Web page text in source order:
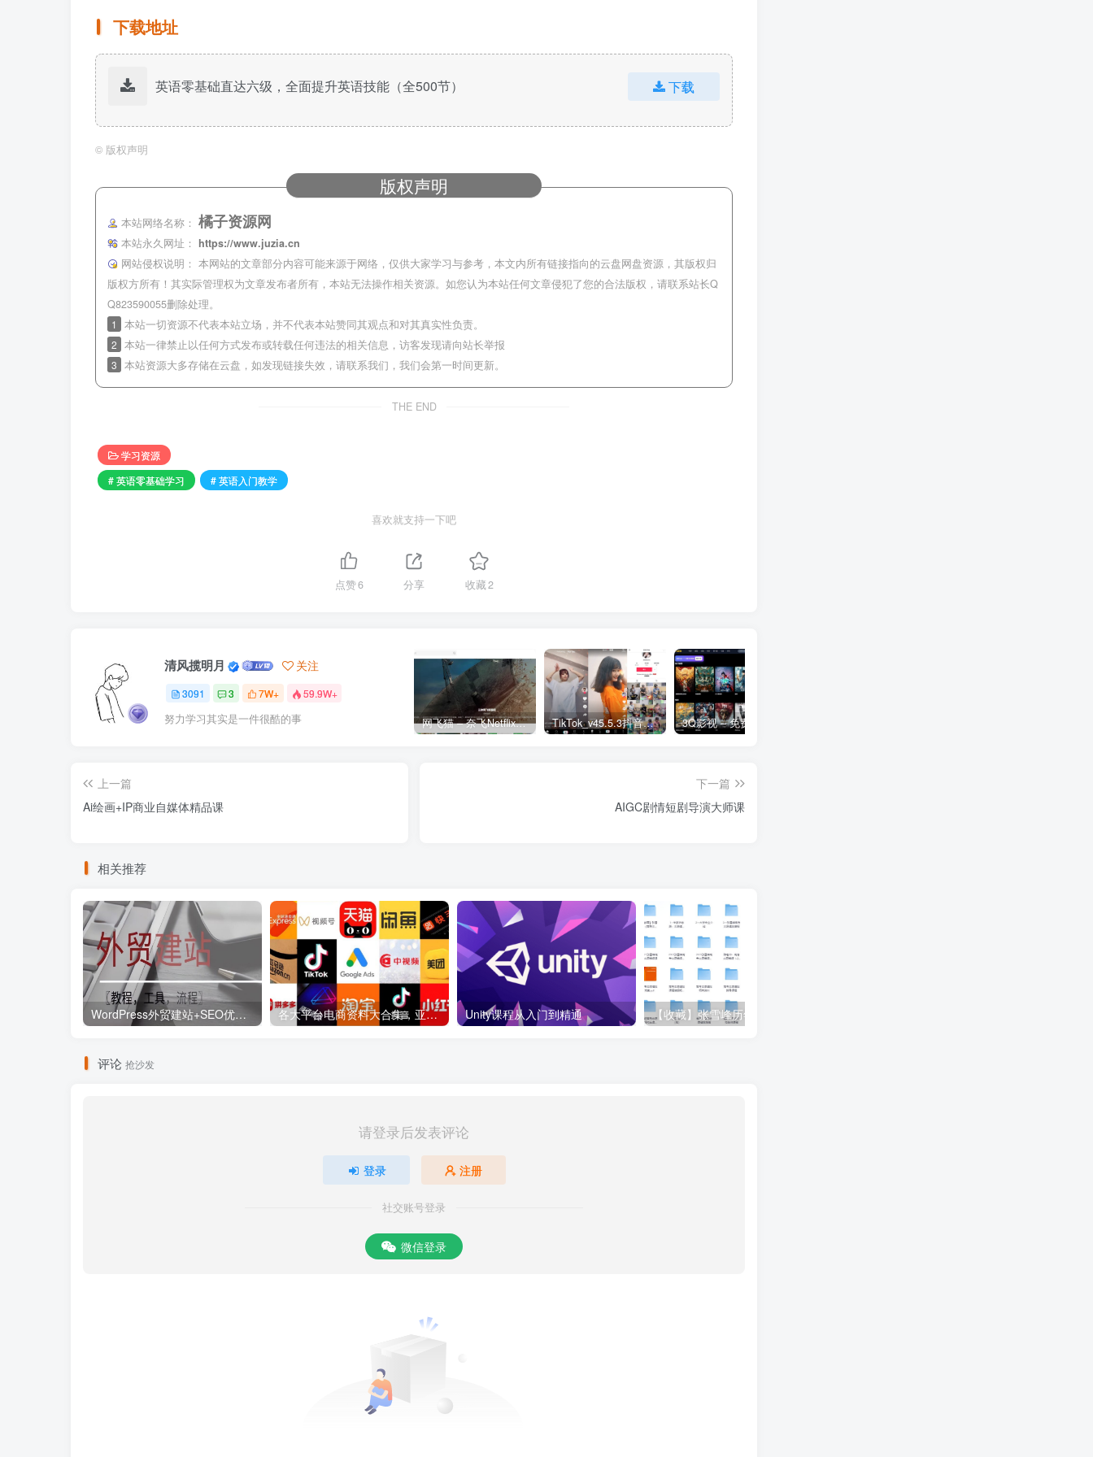
下载地址
英语零基础直达六级，全面提升英语技能（全500节） 下载
© 版权声明
版权声明
本站网络名称： 橘子资源网
本站永久网址：
https://www.juzia.cn
网站侵权说明： 本网站的文章部分内容可能来源于网络，仅供大家学习与参考，本文内所有链接指向的云盘网盘资源，其版权归
版权方所有！其实际管理权为文章发布者所有，本站无法操作相关资源。如您认为本站任何文章侵犯了您的合法版权，请联系站长Q
Q823590055删除处理。
1 本站一切资源不代表本站立场，并不代表本站赞同其观点和对其真实性负责。
2 本站一律禁止以任何方式发布或转载任何违法的相关信息，访客发现请向站长举报
3 本站资源大多存储在云盘，如发现链接失效，请联系我们，我们会第一时间更新。
THE END
学习资源
# 英语零基础学习
# 英语入门教学
喜欢就支持一下吧
点赞6 分享 收藏2
清风揽明月 关注
3091 3 7W+ 59.9W+
努力学习其实是一件很酷的事 网飞猫 – 奈飞Netflix免费看 TikTok_v45.5.3抖音国际版_免拔卡解锁全球版
上一篇
Ai绘画+IP商业自媒体精品课
下一篇
AIGC剧情短剧导演大师课
相关推荐
WordPress外贸建站+SEO优化课程【教程，工具，流程】 各大平台电商资料大合集，亚马逊+抖音+tiktok+美团+拼多多+淘宝+美团几十个平台 Unity课程从入门到精通
评论 抢沙发
请登录后发表评论
登录 注册
社交账号登录
微信登录